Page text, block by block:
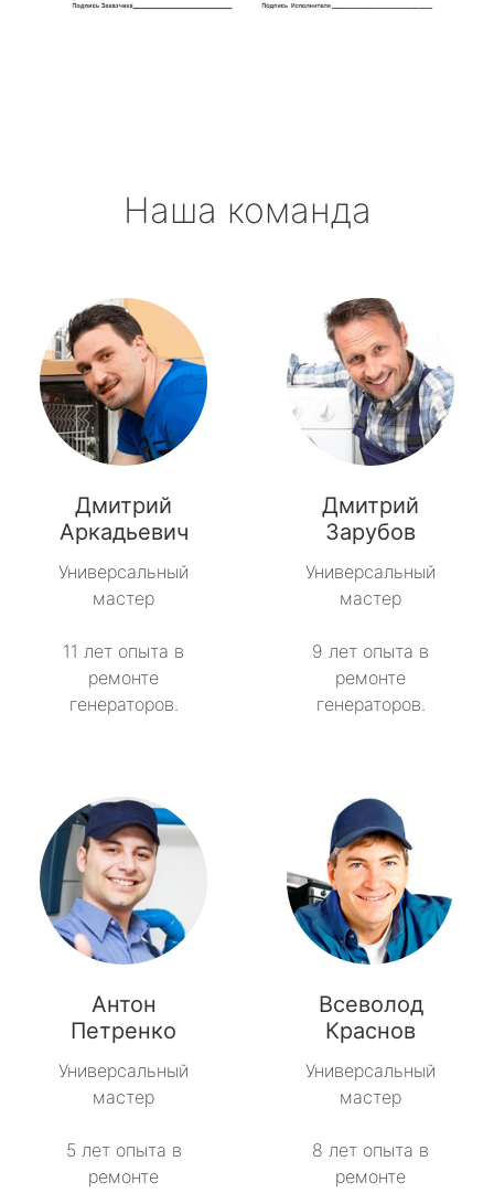
Наша команда
Дмитрий
Аркадьевич
Универсальный
мастер
11 лет опыта в
ремонте
генераторов.
Дмитрий
Зарубов
Универсальный
мастер
9 лет опыта в
ремонте
генераторов.
Антон
Петренко
Универсальный
мастер
5 лет опыта в
ремонте
Всеволод
Краснов
Универсальный
мастер
8 лет опыта в
ремонте